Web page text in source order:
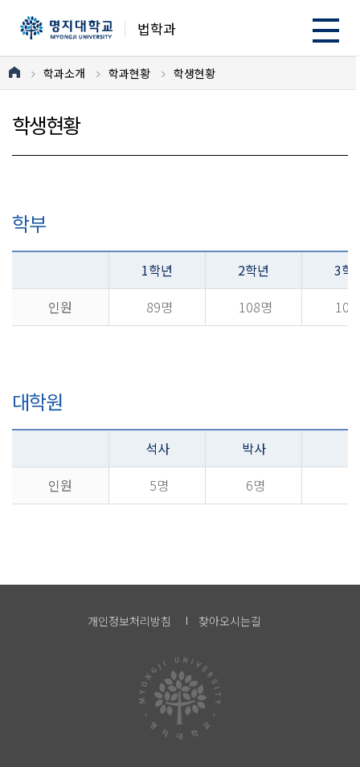
법학과
학과소개 학과현황 학생현황
학생현황
학부
1학년 2학년
3학
인원
89명 108명 105
대학원
석사
박사
인원
5명 6명
개인정보처리방침 찾아오시는길